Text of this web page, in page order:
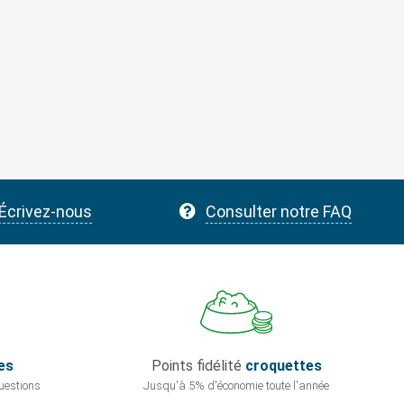
nous Consulter notre FAQ
Points fidélité croquettes
Jusqu'à 5% d'économie toute l'année